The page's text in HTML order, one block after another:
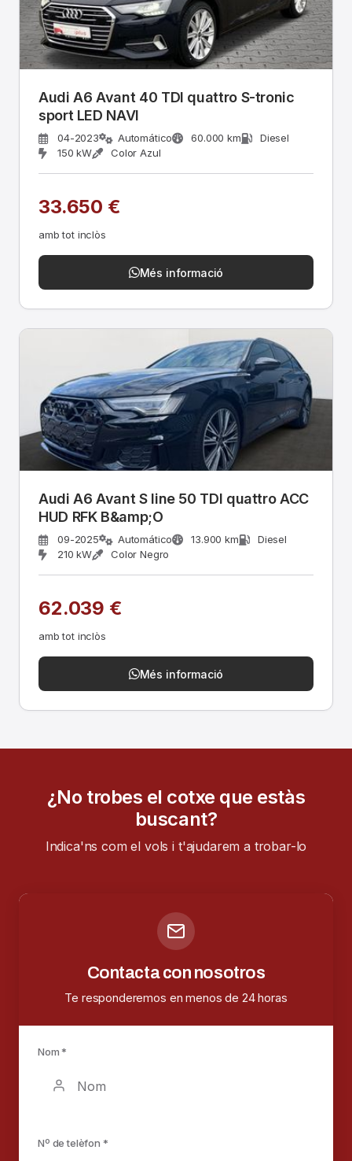
Audi A6 Avant 40 TDI quattro S-tronic
sport LED NAVI
04-2023 Automático 60.000 km
Diesel
150 kW
Color Azul
33.650 €
amb tot inclòs
Més informació
Audi A6 Avant S line 50 TDI quattro ACC
HUD RFK B&amp;O
09-2025 Automático 13.900 km
Diesel
210 kW
Color Negro
62.039 €
amb tot inclòs
Més informació
¿No trobes el cotxe que estàs
buscant?
Indica'ns com el vols i t'ajudarem a trobar-lo
Contacta con nosotros
Te responderemos en menos de 24 horas
Nom *
Nº de telèfon *